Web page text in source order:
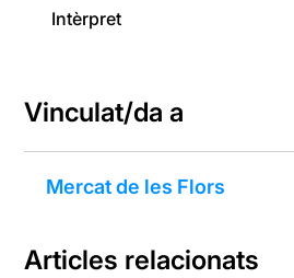
Intèrpret
Vinculat/da a
Mercat de les Flors
Articles relacionats